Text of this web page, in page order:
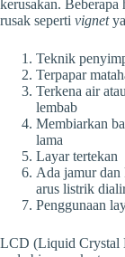
kerusakan. Beberapa
rusak seperti vignet
Teknik
Terpapar
Terkena air
lembab
Membiarkan
lama
Layar tertekan
Ada jamur dan
arus listrik
Penggunaan
LCD (Liquid Crystal